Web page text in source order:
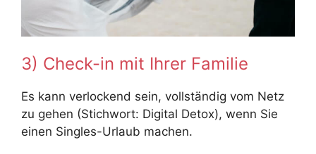
3) Check-in mit Ihrer Familie
Es kann verlockend sein, vollständig vom Netz
zu gehen (Stichwort: Digital Detox), wenn Sie
einen Singles-Urlaub machen.